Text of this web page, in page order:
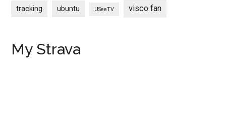
tracking ubuntu USeeTV visco fan
My Strava